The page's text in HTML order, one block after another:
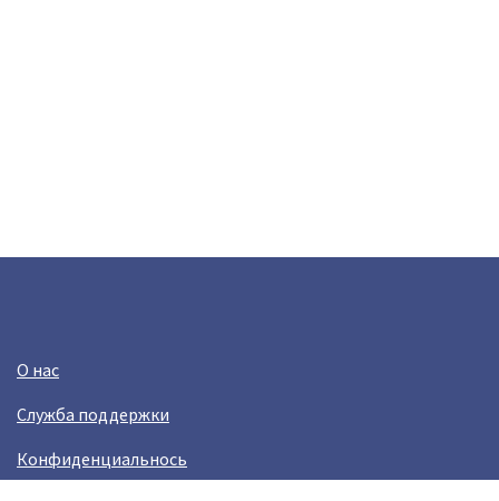
О нас
Служба поддержки
Конфиденциальнось